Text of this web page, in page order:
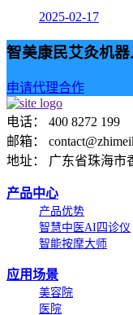
2025-02-17
智美康民艾灸机
申请代理合作
电话： 400 8272 199
邮箱：
地址： 广东省珠海市
产品中心
产品优势
智慧中医AI四诊仪
智能按摩大师
应用场景
美容院
医院